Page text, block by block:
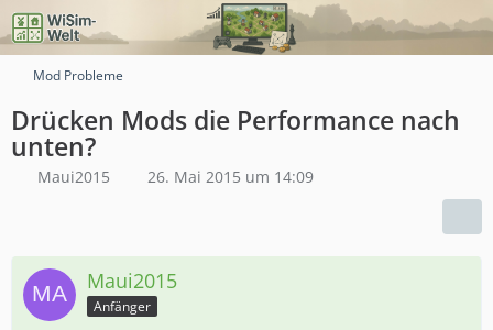
Mod Probleme
Drücken Mods die Performance nach
unten?
Maui2015 26. Mai 2015 um 14:09
Maui2015
Anfänger